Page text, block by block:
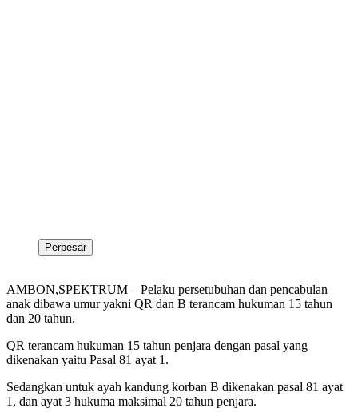
Perbesar
AMBON,SPEKTRUM – Pelaku persetubuhan dan pencabulan
anak dibawa umur yakni QR dan B terancam hukuman 15 tahun
dan 20 tahun.
QR terancam hukuman 15 tahun penjara dengan pasal yang
dikenakan yaitu Pasal 81 ayat 1.
Sedangkan untuk ayah kandung korban B dikenakan pasal 81 ayat
1, dan ayat 3 hukuma maksimal 20 tahun penjara.